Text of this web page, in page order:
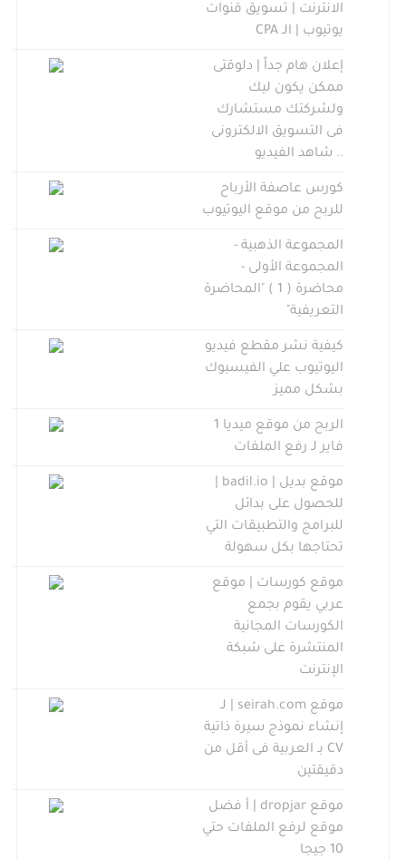
الانترنت | تسويق قنوات
يوتيوب | الـ CPA
إعلان هام جداً | دلوقتى
ممكن يكون ليك
ولشركتك مستشارك
فى التسويق الالكترونى
.. شاهد الفيديو
كورس عاصفة الأرباح
للربح من موقع اليوتيوب
المجموعة الذهبية -
المجموعة الأولى -
محاضرة ( 1 ) "المحاضرة
التعريفية"
كيفية نشر مقطع فيديو
اليوتيوب علي الفيسبوك
بشكل مميز
الربح من موقع ميديا 1
فاير لـ رفع الملفات
للحصول على بدائل
للبرامج والتطبيقات التي
تحتاجها بكل سهولة
موقع كورسات | موقع
عربي يقوم بجمع
الكورسات المجانية
المنتشرة على شبكة
الإنترنت
موقع seirah.com | لـ
إنشاء نموذج سيرة ذاتية
CV بـ العربية فى أقل من
دقيقتين
موقع dropjar | أ فضل
موقع لرفع الملفات حتي
10 جيجا